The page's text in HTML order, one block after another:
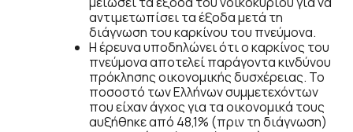
αντιμετωπίσει τα έξοδα μετά τη
διάγνωση του καρκίνου του πνεύμονα.
Η έρευνα υποδηλώνει ότι ο καρκίνος του
πνεύμονα αποτελεί παράγοντα κινδύνου
πρόκλησης οικονομικής δυσχέρειας. Το
ποσοστό των Ελλήνων συμμετεχόντων
που είχαν άγχος για τα οικονομικά τους
αυξήθηκε από 48,1% (πριν τη διάγνωση)